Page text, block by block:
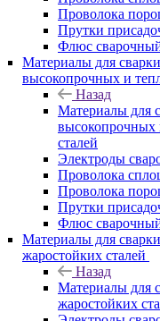
Проволока
Прутки
Флюс
Материалы для
высокопрочных и
Назад
Материалы для
высокопрочных
сталей
Электроды
Проволока
Проволока
Прутки
Флюс
Материалы для
жаростойких сталей
Назад
Материалы для
жаростойких